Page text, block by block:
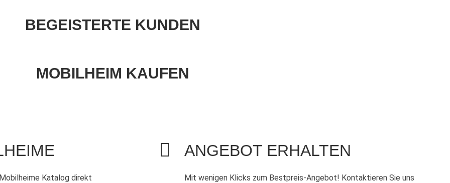
BEGEISTERTE KUNDEN
MOBILHEIM KAUFEN
Katalog direkt
ANGEBOT ERHALTEN
Mit wenigen Klicks zum Bestpreis-Angebot! Kontaktieren Sie uns